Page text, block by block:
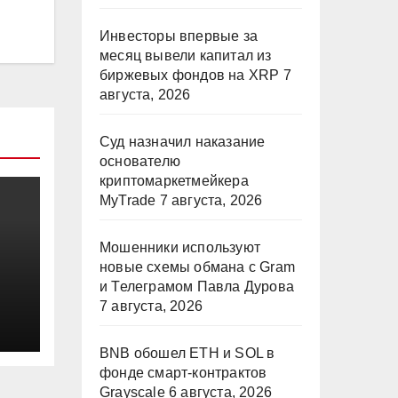
Инвесторы впервые за
месяц вывели капитал из
биржевых фондов на XRP 7
августа, 2026
Суд назначил наказание
основателю
криптомаркетмейкера
MyTrade 7 августа, 2026
Мошенники используют
новые схемы обмана с Gram
и Телеграмом Павла Дурова
7 августа, 2026
BNB обошел ETH и SOL в
фонде смарт-контрактов
Grayscale 6 августа, 2026